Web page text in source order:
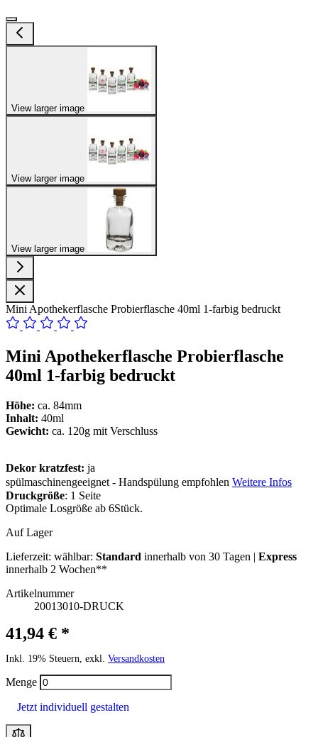
View larger image
View larger image
View larger image
Mini Apothekerflasche Probierflasche 40ml 1-farbig bedruckt
Mini Apothekerflasche Probierflasche
40ml 1-farbig bedruckt
Höhe: ca. 84mm
Inhalt: 40ml
Gewicht: ca. 120g mit Verschluss
Dekor kratzfest: ja
spülmaschinengeeignet - Handspülung empfohlen Weitere Infos
Druckgröße: 1 Seite
Optimale Losgröße ab 6Stück.
Auf Lager
Lieferzeit: wählbar: Standard innerhalb von 30 Tagen | Express
innerhalb 2 Wochen**
Artikelnummer
20013010-DRUCK
41,94 € *
Inkl. 19% Steuern, exkl. Versandkosten
Menge
Jetzt individuell gestalten